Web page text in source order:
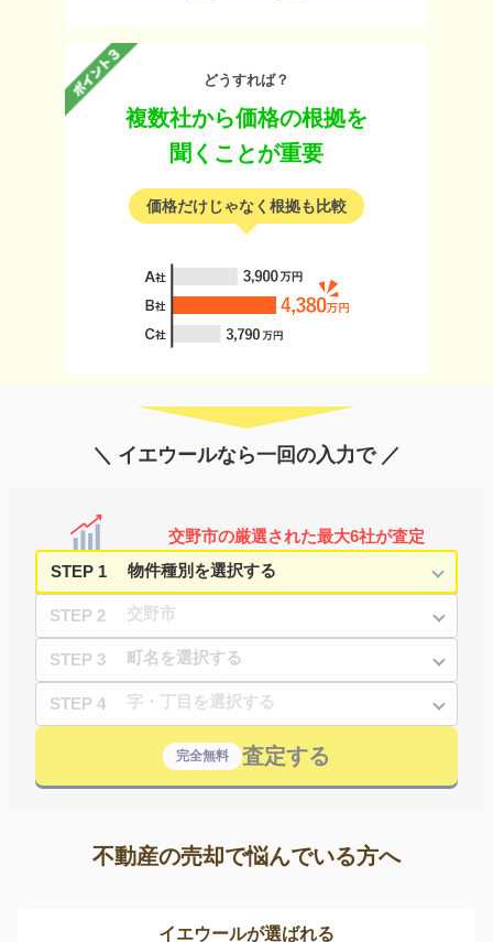
どうすれば？
複数社から価格の根拠を
聞くことが重要
価格だけじゃなく根拠も比較
＼ イエウールなら一回の入力で ／
交野市の厳選された最大6社が査定
STEP 1
STEP 2
STEP 3
STEP 4
完全無料 査定する
不動産の売却で悩んでいる方へ
イエウールが選ばれる